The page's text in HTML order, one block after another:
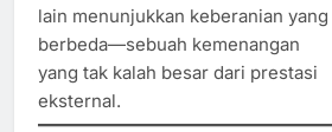
lain menunjukkan keberanian yang
berbeda—sebuah kemenangan
yang tak kalah besar dari prestasi
eksternal.